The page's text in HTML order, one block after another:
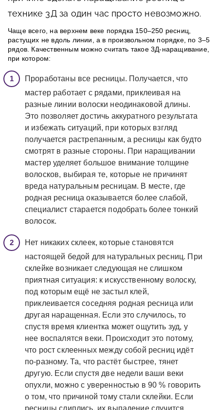
технике 3Д за один час просто невозможно.
Чаще всего, на верхнем веке порядка 150–250 ресниц,
растущих не вдоль линии, а в произвольном порядке, по 3–5
рядов. Качественным можно считать такое 3Д-наращивание,
при котором:
Проработаны все ресницы. Получается, что
мастер работает с рядами, приклеивая на
разные линии волоски неодинаковой длины.
Это позволяет достичь аккуратного результата
и избежать ситуаций, при которых взгляд
получается растрепанным, а ресницы как будто
смотрят в разные стороны. При наращивании
мастер уделяет большое внимание толщине
волосков, выбирая те, которые не причинят
вреда натуральным ресницам. В месте, где
родная ресница оказывается более слабой,
специалист старается подобрать более тонкий
волосок.
Нет никаких склеек, которые становятся
настоящей бедой для натуральных ресниц. При
склейке возникает следующая не слишком
приятная ситуация: к искусственному волоску,
под которым ещё не застыл клей,
приклеивается соседняя родная ресница или
другая наращенная. Если это случилось, то
спустя время клиентка может ощутить зуд, у
нее воспалятся веки. Происходит это потому,
что рост склеенных между собой ресниц идёт
по-разному. Та, что растёт быстрее, тянет
другую. Если спустя две недели ваши веки
опухли, можно с уверенностью в 90 % говорить
о том, что причиной тому стали склейки. Если
ресницы слиплись, их выпадение случится